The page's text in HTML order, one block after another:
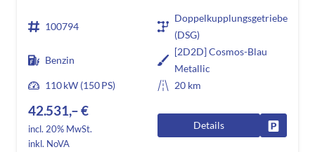
100794
Doppelkupplungsgetriebe
(DSG)
Benzin
[2D2D] Cosmos-Blau
Metallic
110 kW (150 PS)
20 km
42.531,– €
incl. 20% MwSt.
inkl. NoVA
Details